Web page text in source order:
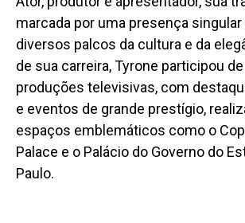
marcada por uma presença
diversos palcos da cultura e da
de sua carreira, Tyrone participou
produções televisivas, com
e eventos de grande prestígio,
espaços emblemáticos como o
Palace e o Palácio do Governo do
Paulo.